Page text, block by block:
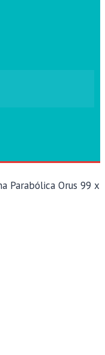
Parabólica Orus 99 x